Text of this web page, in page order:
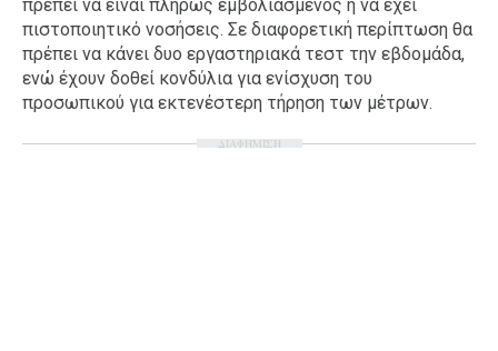
πρέπει να είναι πλήρως εμβολιασμένος ή να έχει
πιστοποιητικό νοσήσεις. Σε διαφορετική περίπτωση θα
πρέπει να κάνει δυο εργαστηριακά τεστ την εβδομάδα,
ενώ έχουν δοθεί κονδύλια για ενίσχυση του
προσωπικού για εκτενέστερη τήρηση των μέτρων.
ΔΙΑΦΗΜΙΣΗ